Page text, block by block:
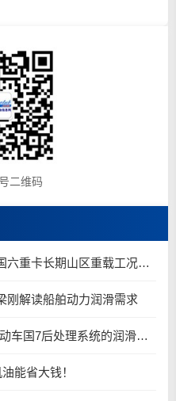
二维码
低粘度重载柴机油普及争议：国六重卡长期山区重载工况是否适合0W-20柴油机油？
刚解读船舶动力润滑需求
雅富顿OEM经理王银辉分享混动车国7后处理系统的润滑油要求
能省大钱！